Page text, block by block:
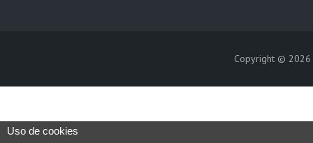
Copyright © 2026
Uso de cookies